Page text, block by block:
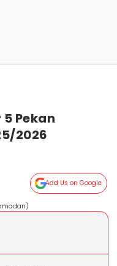
Pekan
2026
Add Us on Google